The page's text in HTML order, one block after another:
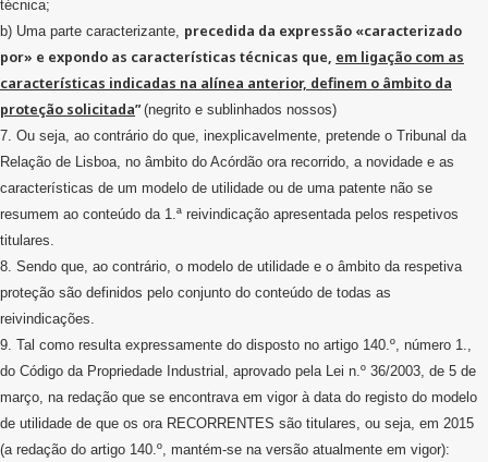
técnica;
b) Uma parte caracterizante, precedida da expressão «caracterizado
por» e expondo as características técnicas que, em ligação com as
características indicadas na alínea anterior, definem o âmbito da
proteção solicitada”(negrito e sublinhados nossos)
7. Ou seja, ao contrário do que, inexplicavelmente, pretende o Tribunal da
Relação de Lisboa, no âmbito do Acórdão ora recorrido, a novidade e as
características de um modelo de utilidade ou de uma patente não se
resumem ao conteúdo da 1.ª reivindicação apresentada pelos respetivos
titulares.
8. Sendo que, ao contrário, o modelo de utilidade e o âmbito da respetiva
proteção são definidos pelo conjunto do conteúdo de todas as
reivindicações.
9. Tal como resulta expressamente do disposto no artigo 140.º, número 1.,
do Código da Propriedade Industrial, aprovado pela Lei n.º 36/2003, de 5 de
março, na redação que se encontrava em vigor à data do registo do modelo
de utilidade de que os ora RECORRENTES são titulares, ou seja, em 2015
(a redação do artigo 140.º, mantém-se na versão atualmente em vigor):